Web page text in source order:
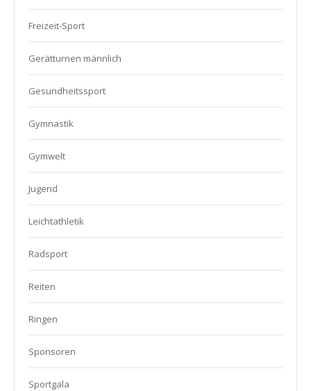
Freizeit-Sport
Gerätturnen männlich
Gesundheitssport
Gymnastik
Gymwelt
Jugend
Leichtathletik
Radsport
Reiten
Ringen
Sponsoren
Sportgala